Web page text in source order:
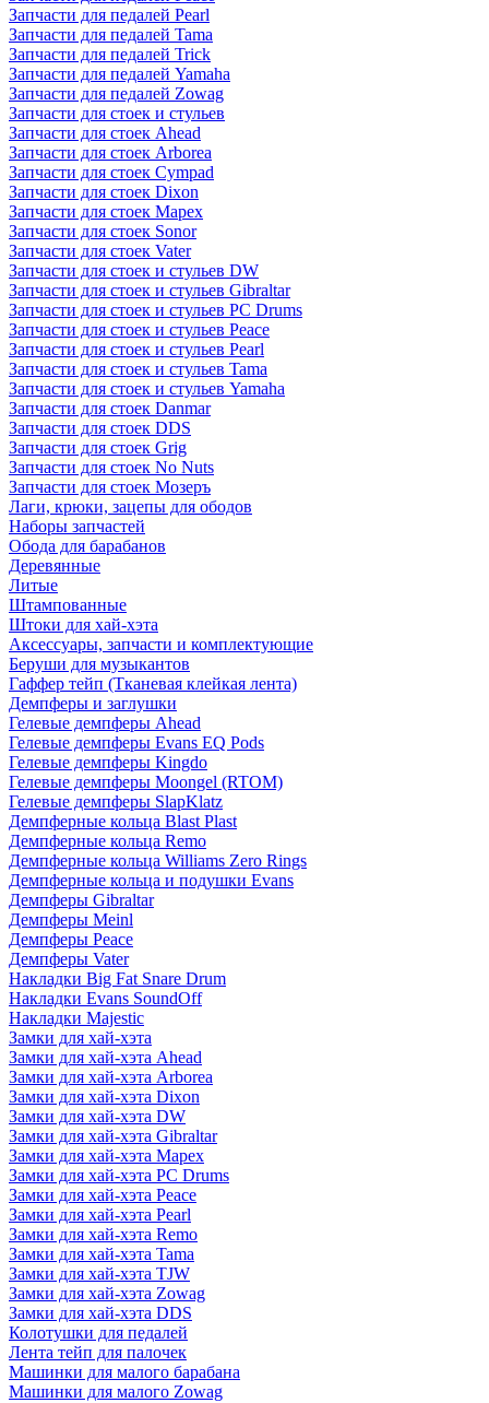
Запчасти для педалей Pearl
Запчасти для педалей Tama
Запчасти для педалей Trick
Запчасти для педалей Yamaha
Запчасти для педалей Zowag
Запчасти для стоек и стульев
Запчасти для стоек Ahead
Запчасти для стоек Arborea
Запчасти для стоек Cympad
Запчасти для стоек Dixon
Запчасти для стоек Mapex
Запчасти для стоек Sonor
Запчасти для стоек Vater
Запчасти для стоек и стульев DW
Запчасти для стоек и стульев Gibraltar
Запчасти для стоек и стульев PC Drums
Запчасти для стоек и стульев Peace
Запчасти для стоек и стульев Pearl
Запчасти для стоек и стульев Tama
Запчасти для стоек и стульев Yamaha
Запчасти для стоек Danmar
Запчасти для стоек DDS
Запчасти для стоек Grig
Запчасти для стоек No Nuts
Запчасти для стоек Мозеръ
Лаги, крюки, зацепы для ободов
Наборы запчастей
Обода для барабанов
Деревянные
Литые
Штампованные
Штоки для хай-хэта
Аксессуары, запчасти и комплектующие
Беруши для музыкантов
Гаффер тейп (Тканевая клейкая лента)
Демпферы и заглушки
Гелевые демпферы Ahead
Гелевые демпферы Evans EQ Pods
Гелевые демпферы Kingdo
Гелевые демпферы Moongel (RTOM)
Гелевые демпферы SlapKlatz
Демпферные кольца Blast Plast
Демпферные кольца Remo
Демпферные кольца Williams Zero Rings
Демпферные кольца и подушки Evans
Демпферы Gibraltar
Демпферы Meinl
Демпферы Peace
Демпферы Vater
Накладки Big Fat Snare Drum
Накладки Evans SoundOff
Накладки Majestic
Замки для хай-хэта
Замки для хай-хэта Ahead
Замки для хай-хэта Arborea
Замки для хай-хэта Dixon
Замки для хай-хэта DW
Замки для хай-хэта Gibraltar
Замки для хай-хэта Mapex
Замки для хай-хэта PC Drums
Замки для хай-хэта Peace
Замки для хай-хэта Pearl
Замки для хай-хэта Remo
Замки для хай-хэта Tama
Замки для хай-хэта TJW
Замки для хай-хэта Zowag
Замки для хай-хэта DDS
Колотушки для педалей
Лента тейп для палочек
Машинки для малого барабана
Машинки для малого Zowag